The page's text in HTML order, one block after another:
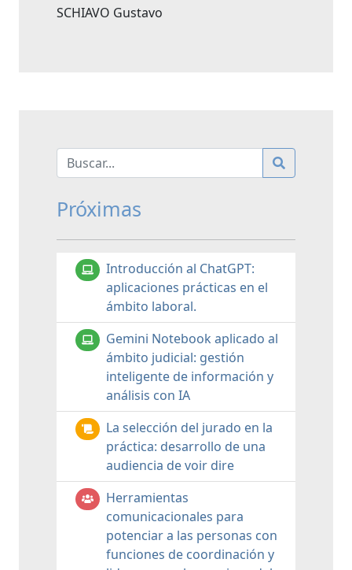
SCHIAVO Gustavo
Próximas
Introducción al ChatGPT:
aplicaciones prácticas en el
ámbito laboral.
Gemini Notebook aplicado al
ámbito judicial: gestión
inteligente de información y
análisis con IA
La selección del jurado en la
práctica: desarrollo de una
audiencia de voir dire
Herramientas
comunicacionales para
potenciar a las personas con
funciones de coordinación y